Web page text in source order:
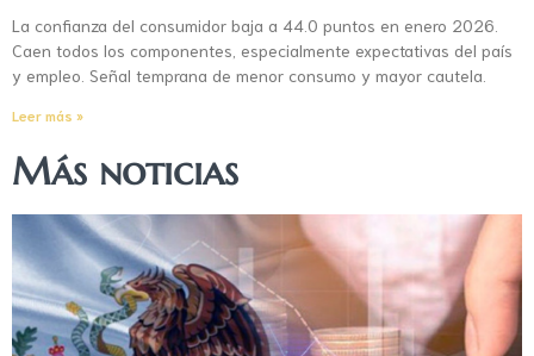
La confianza del consumidor baja a 44.0 puntos en enero 2026.
Caen todos los componentes, especialmente expectativas del país
y empleo. Señal temprana de menor consumo y mayor cautela.
Leer más »
Más noticias